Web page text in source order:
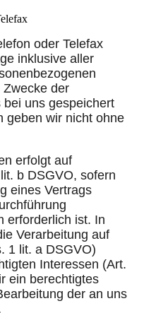
oder Telefax
inklusive aller
Zwecke der
uns gespeichert
geben wir nicht ohne
erfolgt auf
b DSGVO, sofern
eines Vertrags
erforderlich ist. In
Verarbeitung auf
1 lit. a DSGVO)
Interessen (Art.
ein berechtigtes
der an uns